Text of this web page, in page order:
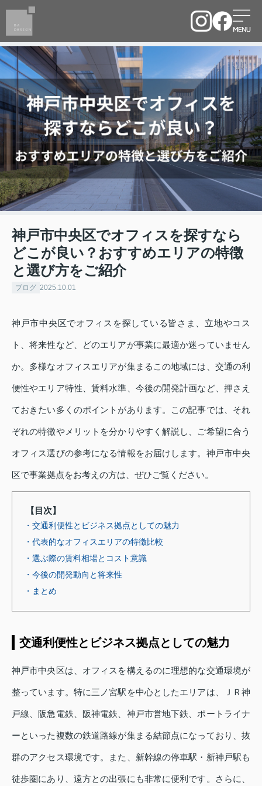
神戸市中央区でオフィスを探すなら
どこが良い？おすすめエリアの特徴
と選び方をご紹介
ブログ 2025.10.01
神戸市中央区でオフィスを探している皆さま、立地やコス
ト、将来性など、どのエリアが事業に最適か迷っていません
か。多様なオフィスエリアが集まるこの地域には、交通の利
便性やエリア特性、賃料水準、今後の開発計画など、押さえ
ておきたい多くのポイントがあります。この記事では、それ
ぞれの特徴やメリットを分かりやすく解説し、ご希望に合う
オフィス選びの参考になる情報をお届けします。神戸市中央
区で事業拠点をお考えの方は、ぜひご覧ください。
【目次】
・交通利便性とビジネス拠点としての魅力
・代表的なオフィスエリアの特徴比較
・選ぶ際の賃料相場とコスト意識
・今後の開発動向と将来性
・まとめ
交通利便性とビジネス拠点としての魅力
神戸市中央区は、オフィスを構えるのに理想的な交通環境が
整っています。特に三ノ宮駅を中心としたエリアは、ＪＲ神
戸線、阪急電鉄、阪神電鉄、神戸市営地下鉄、ポートライナ
ーといった複数の鉄道路線が集まる結節点になっており、抜
群のアクセス環境です。また、新幹線の停車駅・新神戸駅も
徒歩圏にあり、遠方との出張にも非常に便利です。さらに、